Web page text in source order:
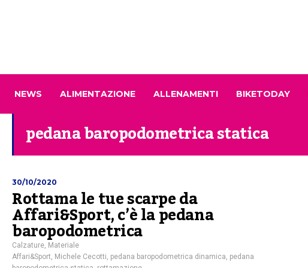
NEWS ALIMENTAZIONE ALLENAMENTI BIKETODAY
pedana baropodometrica statica
30/10/2020
Rottama le tue scarpe da
Affari&Sport, c’è la pedana
baropodometrica
Calzature, Materiale
Affari&Sport, Michele Cecotti, pedana baropodometrica dinamica, pedana